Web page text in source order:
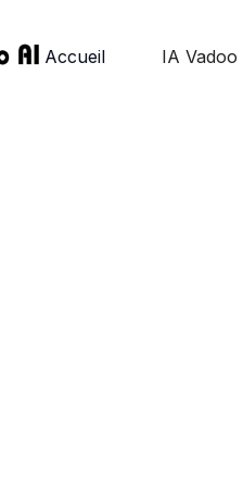
Accueil IA Vadoo